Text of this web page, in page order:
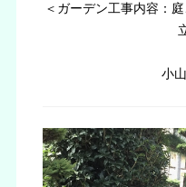
＜ガーデン工事内容：
小